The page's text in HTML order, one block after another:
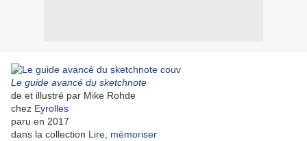
Le guide avancé du sketchnote
de et illustré par Mike Rohde
chez Eyrolles
paru en 2017
dans la collection Lire, mémoriser